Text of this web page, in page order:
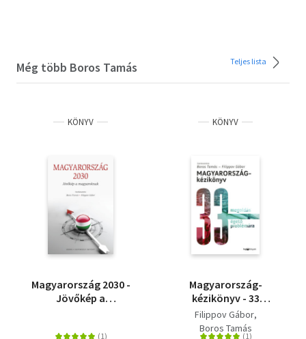
Még több Boros Tamás Teljes lista
KÖNYV
Magyarország 2030 -
Jövőkép a
KÖNYV
Magyarország-
kézikönyv - 33
megoldás 33 égető
problémára
Filippov Gábor
Boros Tamás